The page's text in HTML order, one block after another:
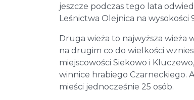
jeszcze podczas tego lata
Leśnictwa Olejnica na wysokości
Druga wieża to najwyższa wieża
na drugim co do wielkości
miejscowości Siekowo i
winnice hrabiego Czarneckiego.
mieści jednocześnie 25 osób.